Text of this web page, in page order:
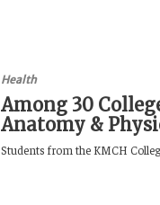
Health
Among 30
Anatomy &
Students from the KMCH